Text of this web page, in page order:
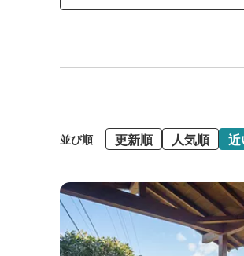
並び順 更新順 人気順 近